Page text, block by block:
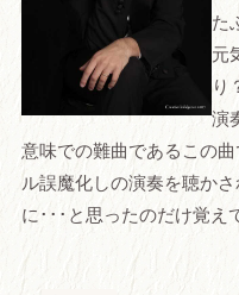
た
元
り
演
意味での難曲であるこの
ル誤魔化しの演奏を聴か
に･･･と思ったのだけ覚え